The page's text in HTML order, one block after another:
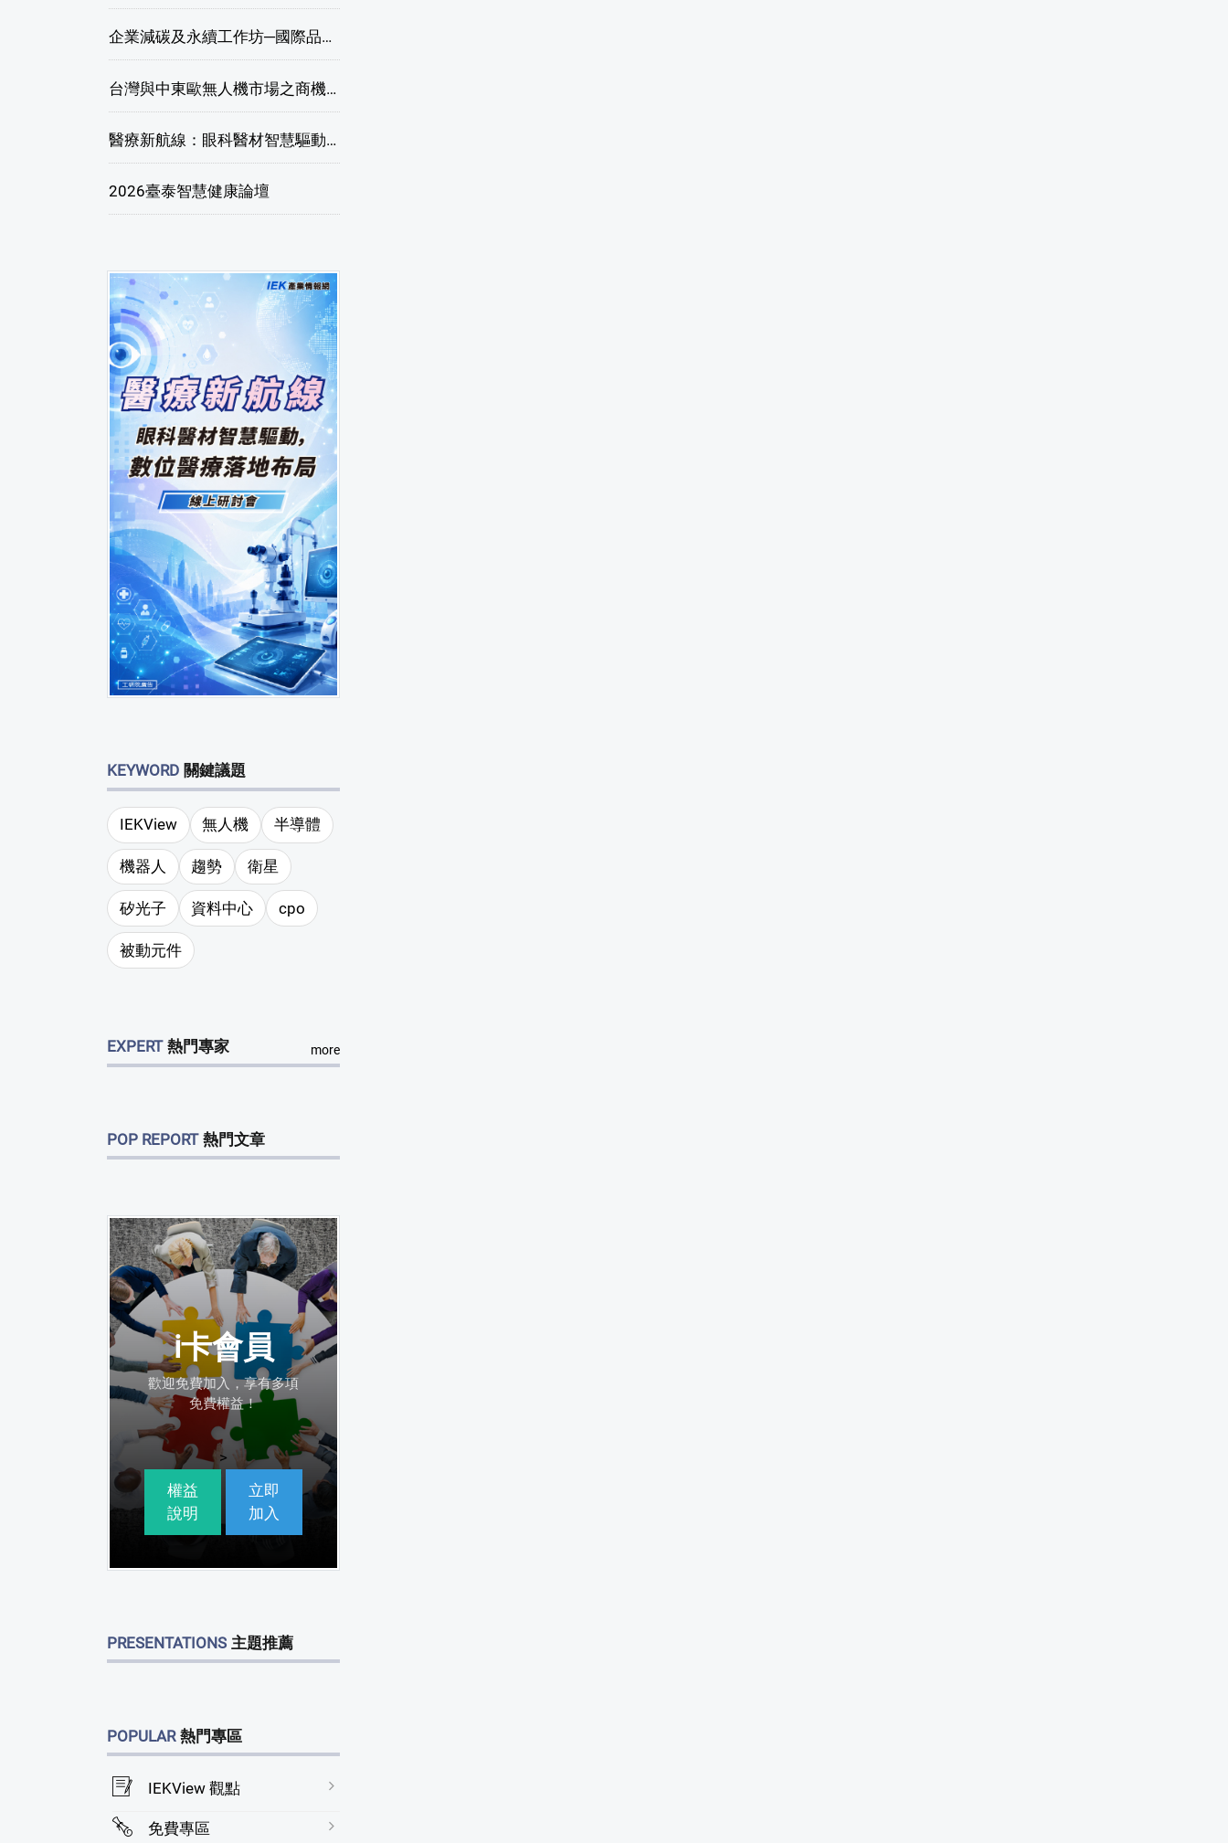
企業減碳及永續工作坊─國際品牌綠色供應鏈永續管理與實務演練(臺北場)
台灣與中東歐無人機市場之商機與挑戰座談會
醫療新航線：眼科醫材智慧驅動，數位醫療落地布局線上研討會
2026臺泰智慧健康論壇
KEYWORD 關鍵議題
IEKView 無人機 半導體
機器人 趨勢 衛星
矽光子 資料中心 cpo
被動元件
EXPERT 熱門專家 more
POP REPORT 熱門文章
i卡會員
歡迎免費加入，享有多項
免費權益！
>
權益
說明
立即
加入
PRESENTATIONS 主題推薦
POPULAR 熱門專區
IEKView 觀點
免費專區